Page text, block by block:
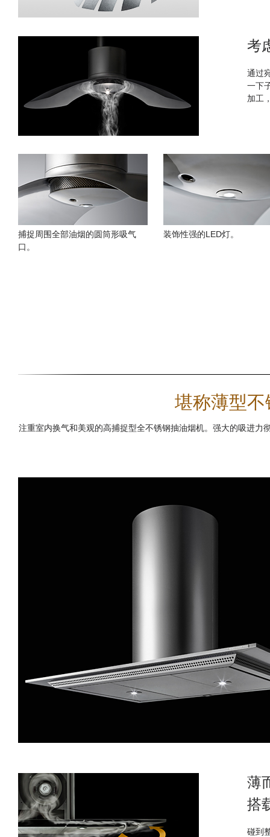
考
通过
一下
加工
捕捉周围全部油烟的圆筒形吸气
口。
装饰性强的LED灯。
堪称薄型不
注重室内换气和美观的高捕捉型全不锈钢抽油烟机。强大的吸进
薄
搭
碰到